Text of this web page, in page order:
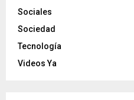
Sociales
Sociedad
Tecnología
Videos Ya